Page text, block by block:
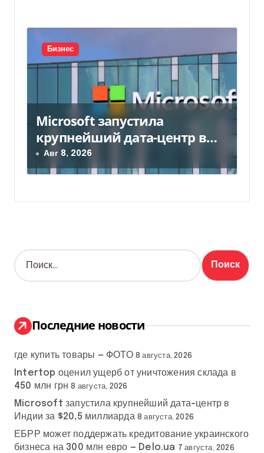
Бизнес
Microsoft запустила
крупнейший дата-центр в
Индии за $20,5 миллиарда
Авг 8, 2026
Н
а
:
Последние новости
где купить товары — ФОТО 8 августа, 2026
Intertop оценил ущерб от уничтожения склада в
450 млн грн 8 августа, 2026
Microsoft запустила крупнейший дата-центр в
Индии за $20,5 миллиарда 8 августа, 2026
ЕБРР может поддержать кредитование украинского
бизнеса на 300 млн евро — Delo.ua 7 августа, 2026